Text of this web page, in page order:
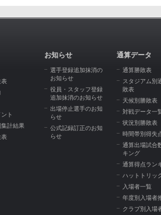
表
ト
計結果
表
お知らせ
選手登録追加抹消の
お知らせ
役員・スタッフ登録
追加抹消のお知らせ
出場停止選手のお知
らせ
公式記録訂正のお知
らせ
通算データ
通算勝敗表
スタジアム別
敗表
天候別勝敗表
対戦データ一
状況別勝敗表
時間帯別得失
通算出場試合
キング
通算得点ラン
ハットトリッ
入場者一覧
年度別入場者
クラブ別入場